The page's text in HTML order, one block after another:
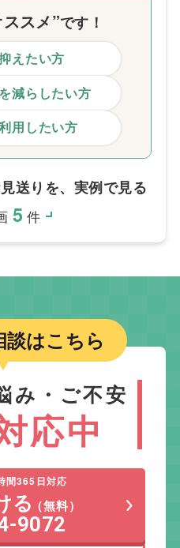
スメ”です！
えたい方
減らしたい方
用したい方
送りを、実例で見る
5 件
談はこちら
み・ご不安
応中
間365日対応
る（無料）
9072